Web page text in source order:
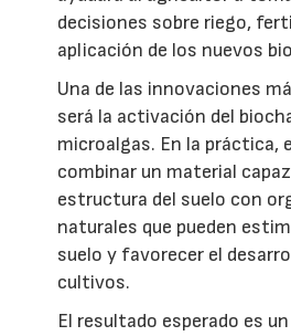
decisiones sobre riego,
aplicación de los nuevos
Una de las innovaciones
será la activación del
microalgas. En la práctica,
combinar un material
estructura del suelo con
naturales que pueden
suelo y favorecer el
cultivos.
El resultado esperado es